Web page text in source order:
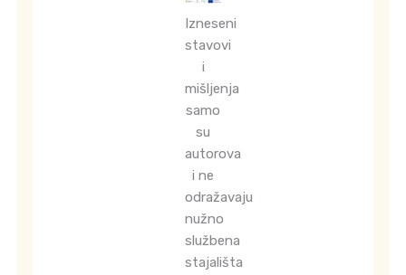
Izneseni
stavovi
i
mišljenja
samo
su
autorova
i ne
odražavaju
nužno
službena
stajališta